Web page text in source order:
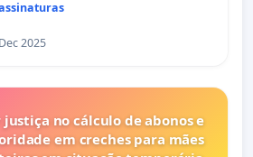
2025
justiça no cálculo de abonos e
em creches para mães